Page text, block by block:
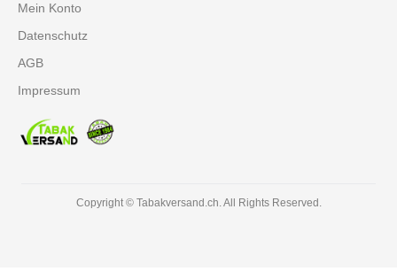
Mein Konto
Datenschutz
AGB
Impressum
Copyright © Tabakversand.ch. All Rights Reserved.